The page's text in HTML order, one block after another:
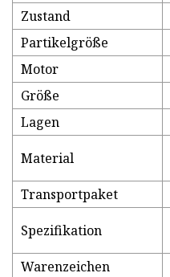
Zustand
Partikelgröße
Motor
Größe
Lagen
Material
Transportpaket
Spezifikation
Warenzeichen